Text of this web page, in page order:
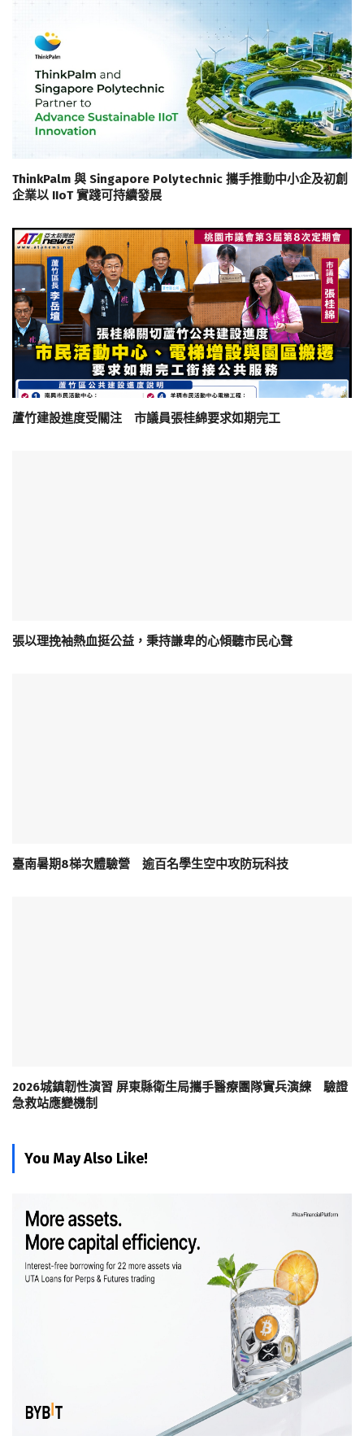
ThinkPalm 與 Singapore Polytechnic 攜手推動中小企及初創
企業以 IIoT 實踐可持續發展
蘆竹建設進度受關注 市議員張桂綿要求如期完工
張以理挽袖熱血挺公益，秉持謙卑的心傾聽市民心聲
臺南暑期8梯次體驗營 逾百名學生空中攻防玩科技
2026城鎮韌性演習 屏東縣衛生局攜手醫療團隊實兵演練 驗證
急救站應變機制
You May Also Like!